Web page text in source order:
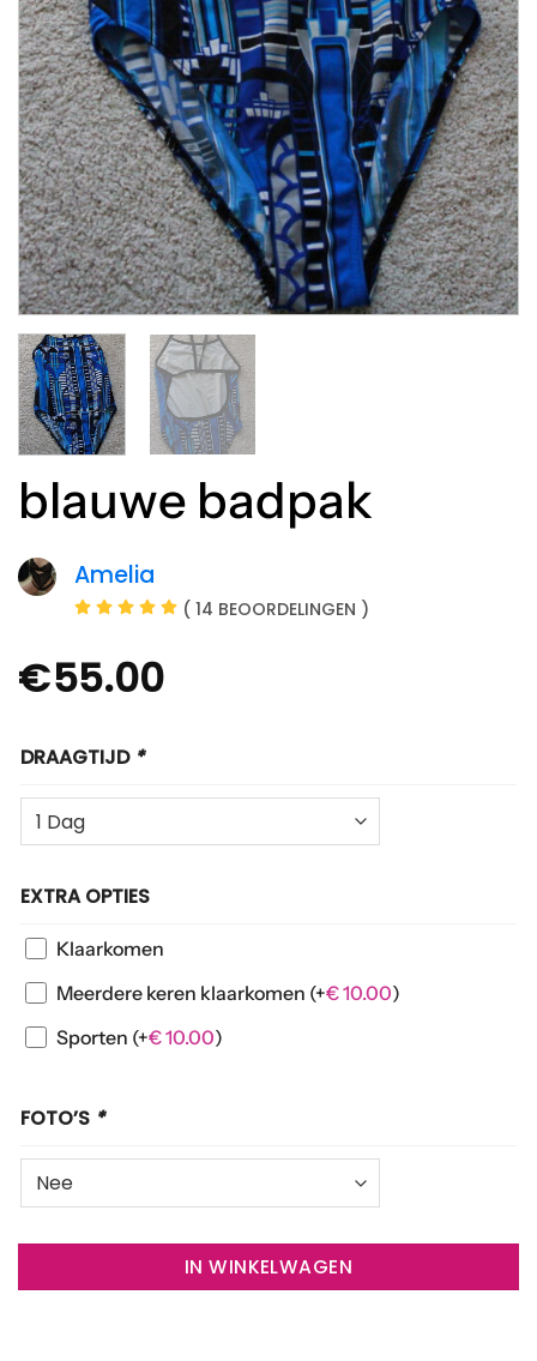
blauwe badpak
Amelia
( 14 BEOORDELINGEN )
€55.00
DRAAGTIJD *
EXTRA OPTIES
Klaarkomen
Meerdere keren klaarkomen (+€10.00)
Sporten (+€10.00)
FOTO’S *
IN WINKELWAGEN